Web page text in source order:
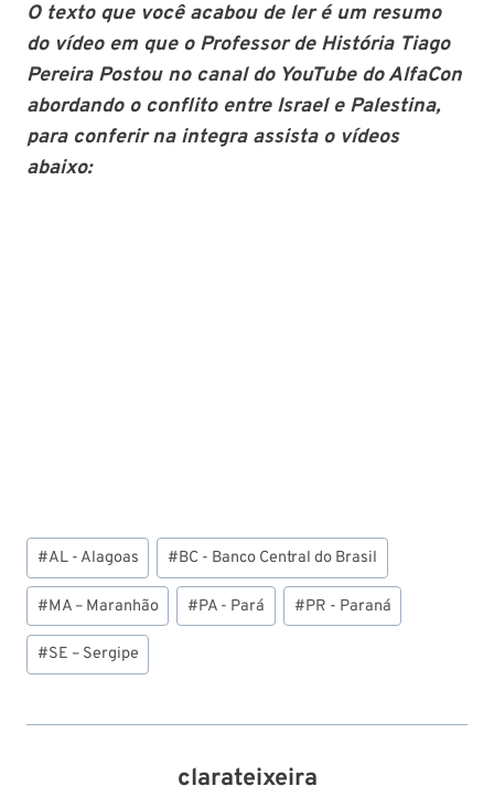
O texto que você acabou de ler é um resumo
do vídeo em que o Professor de História Tiago
Pereira Postou no canal do YouTube do AlfaCon
abordando o conflito entre Israel e Palestina,
para conferir na integra assista o vídeos
abaixo:
Tags
do
Post:
#AL - Alagoas #BC - Banco Central do Brasil
#MA – Maranhão #PA - Pará #PR - Paraná
#SE – Sergipe
clarateixeira